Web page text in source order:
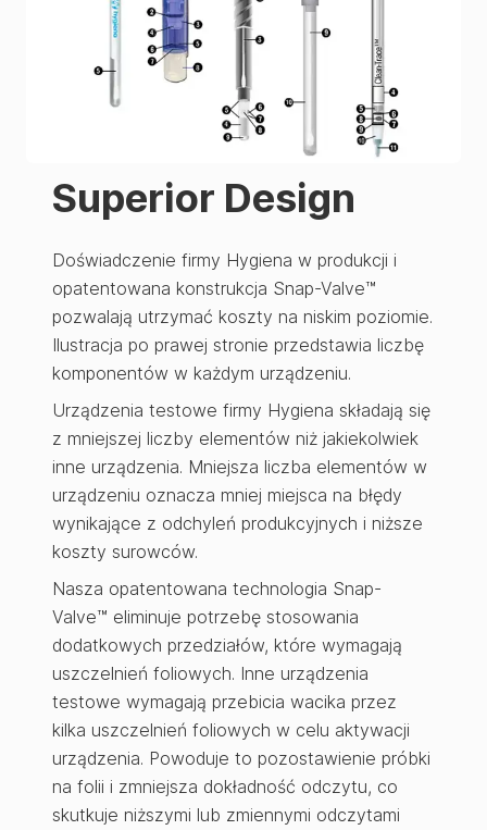
Superior Design
Doświadczenie firmy Hygiena w produkcji i
opatentowana konstrukcja Snap-Valve™
pozwalają utrzymać koszty na niskim poziomie.
Ilustracja po prawej stronie przedstawia liczbę
komponentów w każdym urządzeniu.
Urządzenia testowe firmy Hygiena składają się
z mniejszej liczby elementów niż jakiekolwiek
inne urządzenia. Mniejsza liczba elementów w
urządzeniu oznacza mniej miejsca na błędy
wynikające z odchyleń produkcyjnych i niższe
koszty surowców.
Nasza opatentowana technologia Snap-
Valve™ eliminuje potrzebę stosowania
dodatkowych przedziałów, które wymagają
uszczelnień foliowych. Inne urządzenia
testowe wymagają przebicia wacika przez
kilka uszczelnień foliowych w celu aktywacji
urządzenia. Powoduje to pozostawienie próbki
na folii i zmniejsza dokładność odczytu, co
skutkuje niższymi lub zmiennymi odczytami